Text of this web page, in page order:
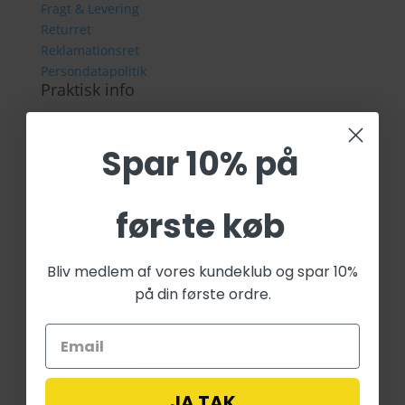
Fragt & Levering
Returret
Reklamationsret
Persondatapolitik
Praktisk info
Om os
Fragt & Levering
Persondatapolitik
Kontaktinformation
Kpopland ApS
2860 Søborg
Tlf: 28 40 59 53
info@fairygardenstuff.dk
Spar 10% på
første køb
Bliv medlem af vores kundeklub og spar 10%
på din første ordre.